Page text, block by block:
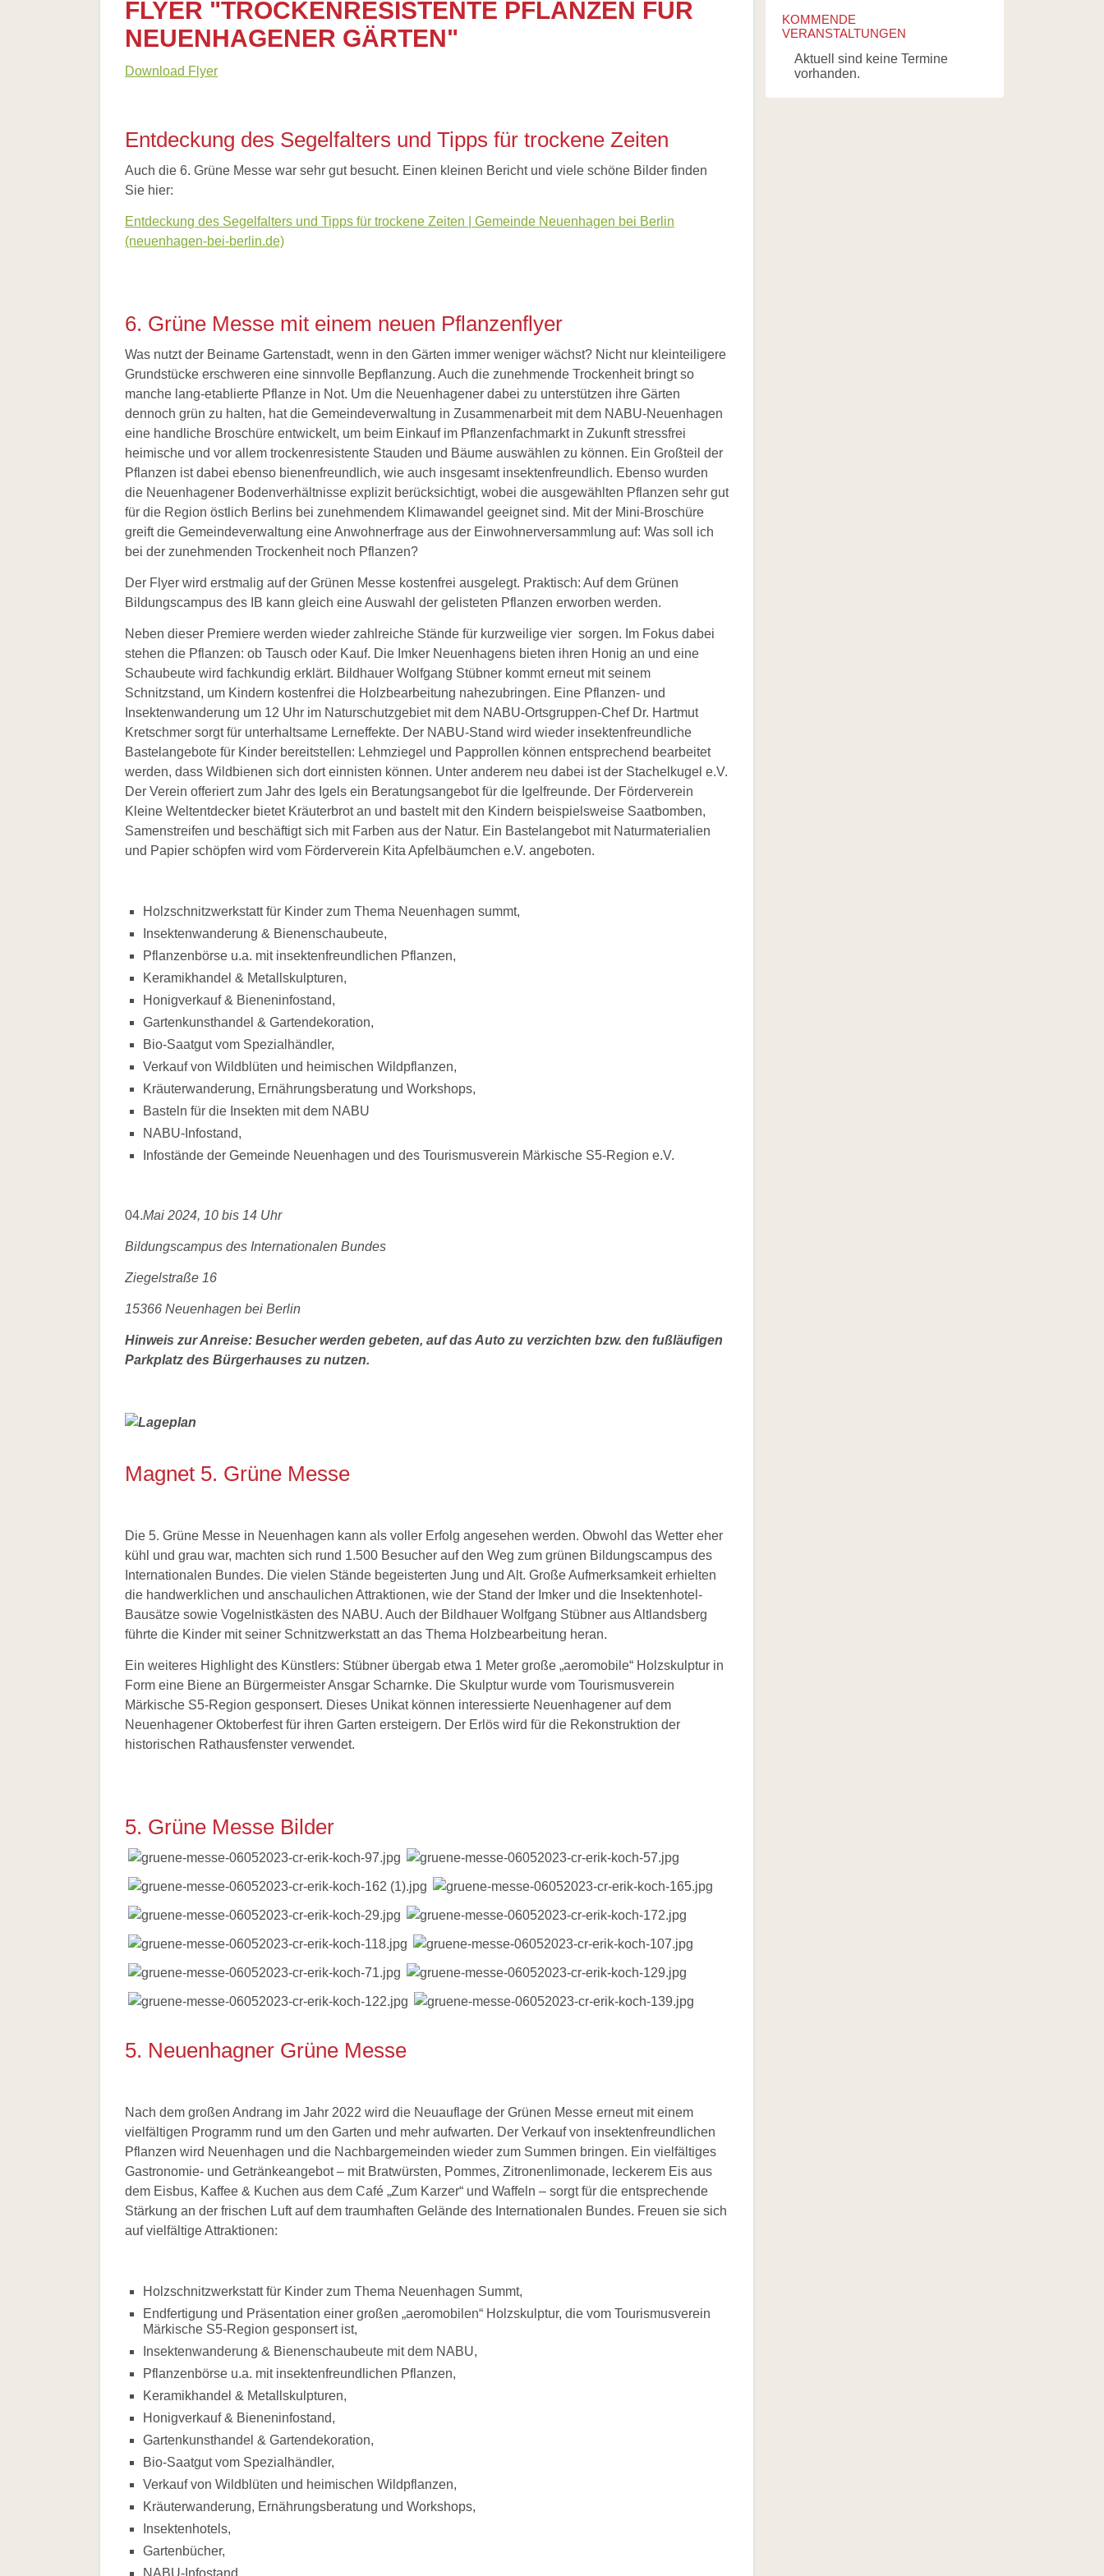
Literatur
Bienenfreundlich
Biologische
FLYER "TROCKENRESISTENTE PFLANZEN FÜR
NEUENHAGENER GÄRTEN"
Download Flyer
Entdeckung des Segelfalters und Tipps für trockene Zeiten
Auch die 6. Grüne Messe war sehr gut besucht. Einen kleinen Bericht und viele schöne Bilder finden
Sie hier:
Entdeckung des Segelfalters und Tipps für trockene Zeiten | Gemeinde Neuenhagen bei Berlin
(neuenhagen-bei-berlin.de)
6. Grüne Messe mit einem neuen Pflanzenflyer
Was nutzt der Beiname Gartenstadt, wenn in den Gärten immer weniger wächst? Nicht nur kleinteiligere
Grundstücke erschweren eine sinnvolle Bepflanzung. Auch die zunehmende Trockenheit bringt so
manche lang-etablierte Pflanze in Not. Um die Neuenhagener dabei zu unterstützen ihre Gärten
dennoch grün zu halten, hat die Gemeindeverwaltung in Zusammenarbeit mit dem NABU-Neuenhagen
eine handliche Broschüre entwickelt, um beim Einkauf im Pflanzenfachmarkt in Zukunft stressfrei
heimische und vor allem trockenresistente Stauden und Bäume auswählen zu können. Ein Großteil der
Pflanzen ist dabei ebenso bienenfreundlich, wie auch insgesamt insektenfreundlich. Ebenso wurden
die Neuenhagener Bodenverhältnisse explizit berücksichtigt, wobei die ausgewählten Pflanzen sehr gut
für die Region östlich Berlins bei zunehmendem Klimawandel geeignet sind. Mit der Mini-Broschüre
greift die Gemeindeverwaltung eine Anwohnerfrage aus der Einwohnerversammlung auf: Was soll ich
bei der zunehmenden Trockenheit noch Pflanzen?
Der Flyer wird erstmalig auf der Grünen Messe kostenfrei ausgelegt. Praktisch: Auf dem Grünen
Bildungscampus des IB kann gleich eine Auswahl der gelisteten Pflanzen erworben werden.
Neben dieser Premiere werden wieder zahlreiche Stände für kurzweilige vier sorgen. Im Fokus dabei
stehen die Pflanzen: ob Tausch oder Kauf. Die Imker Neuenhagens bieten ihren Honig an und eine
Schaubeute wird fachkundig erklärt. Bildhauer Wolfgang Stübner kommt erneut mit seinem
Schnitzstand, um Kindern kostenfrei die Holzbearbeitung nahezubringen. Eine Pflanzen- und
Insektenwanderung um 12 Uhr im Naturschutzgebiet mit dem NABU-Ortsgruppen-Chef Dr. Hartmut
Kretschmer sorgt für unterhaltsame Lerneffekte. Der NABU-Stand wird wieder insektenfreundliche
Bastelangebote für Kinder bereitstellen: Lehmziegel und Papprollen können entsprechend bearbeitet
werden, dass Wildbienen sich dort einnisten können. Unter anderem neu dabei ist der Stachelkugel e.V.
Der Verein offeriert zum Jahr des Igels ein Beratungsangebot für die Igelfreunde. Der Förderverein
Kleine Weltentdecker bietet Kräuterbrot an und bastelt mit den Kindern beispielsweise Saatbomben,
Samenstreifen und beschäftigt sich mit Farben aus der Natur. Ein Bastelangebot mit Naturmaterialien
und Papier schöpfen wird vom Förderverein Kita Apfelbäumchen e.V. angeboten.
Holzschnitzwerkstatt für Kinder zum Thema Neuenhagen summt,
Insektenwanderung & Bienenschaubeute,
Pflanzenbörse u.a. mit insektenfreundlichen Pflanzen,
Keramikhandel & Metallskulpturen,
Honigverkauf & Bieneninfostand,
Gartenkunsthandel & Gartendekoration,
Bio-Saatgut vom Spezialhändler,
Verkauf von Wildblüten und heimischen Wildpflanzen,
Kräuterwanderung, Ernährungsberatung und Workshops,
Basteln für die Insekten mit dem NABU
NABU-Infostand,
Infostände der Gemeinde Neuenhagen und des Tourismusverein Märkische S5-Region e.V.
04.Mai 2024, 10 bis 14 Uhr
Bildungscampus des Internationalen Bundes
Ziegelstraße 16
15366 Neuenhagen bei Berlin
Hinweis zur Anreise: Besucher werden gebeten, auf das Auto zu verzichten bzw. den fußläufigen
Parkplatz des Bürgerhauses zu nutzen.
Magnet 5. Grüne Messe
Die 5. Grüne Messe in Neuenhagen kann als voller Erfolg angesehen werden. Obwohl das Wetter eher
kühl und grau war, machten sich rund 1.500 Besucher auf den Weg zum grünen Bildungscampus des
Internationalen Bundes. Die vielen Stände begeisterten Jung und Alt. Große Aufmerksamkeit erhielten
die handwerklichen und anschaulichen Attraktionen, wie der Stand der Imker und die Insektenhotel-
Bausätze sowie Vogelnistkästen des NABU. Auch der Bildhauer Wolfgang Stübner aus Altlandsberg
führte die Kinder mit seiner Schnitzwerkstatt an das Thema Holzbearbeitung heran.
Ein weiteres Highlight des Künstlers: Stübner übergab etwa 1 Meter große „aeromobile“ Holzskulptur in
Form eine Biene an Bürgermeister Ansgar Scharnke. Die Skulptur wurde vom Tourismusverein
Märkische S5-Region gesponsert. Dieses Unikat können interessierte Neuenhagener auf dem
Neuenhagener Oktoberfest für ihren Garten ersteigern. Der Erlös wird für die Rekonstruktion der
historischen Rathausfenster verwendet.
5. Grüne Messe Bilder
5. Neuenhagner Grüne Messe
Nach dem großen Andrang im Jahr 2022 wird die Neuauflage der Grünen Messe erneut mit einem
vielfältigen Programm rund um den Garten und mehr aufwarten. Der Verkauf von insektenfreundlichen
Pflanzen wird Neuenhagen und die Nachbargemeinden wieder zum Summen bringen. Ein vielfältiges
Gastronomie- und Getränkeangebot – mit Bratwürsten, Pommes, Zitronenlimonade, leckerem Eis aus
dem Eisbus, Kaffee & Kuchen aus dem Café „Zum Karzer“ und Waffeln – sorgt für die entsprechende
Stärkung an der frischen Luft auf dem traumhaften Gelände des Internationalen Bundes. Freuen sie sich
auf vielfältige Attraktionen:
Holzschnitzwerkstatt für Kinder zum Thema Neuenhagen Summt,
Endfertigung und Präsentation einer großen „aeromobilen“ Holzskulptur, die vom Tourismusverein
Märkische S5-Region gesponsert ist,
Insektenwanderung & Bienenschaubeute mit dem NABU,
Pflanzenbörse u.a. mit insektenfreundlichen Pflanzen,
Keramikhandel & Metallskulpturen,
Honigverkauf & Bieneninfostand,
Gartenkunsthandel & Gartendekoration,
Bio-Saatgut vom Spezialhändler,
Verkauf von Wildblüten und heimischen Wildpflanzen,
Kräuterwanderung, Ernährungsberatung und Workshops,
Insektenhotels,
Gartenbücher,
KOMMENDE
VERANSTALTUNGEN
Aktuell sind keine Termine
vorhanden.